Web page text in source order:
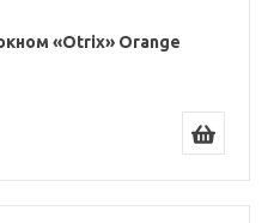
«Otrix» Orange